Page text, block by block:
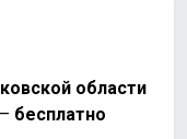
области
бесплатно